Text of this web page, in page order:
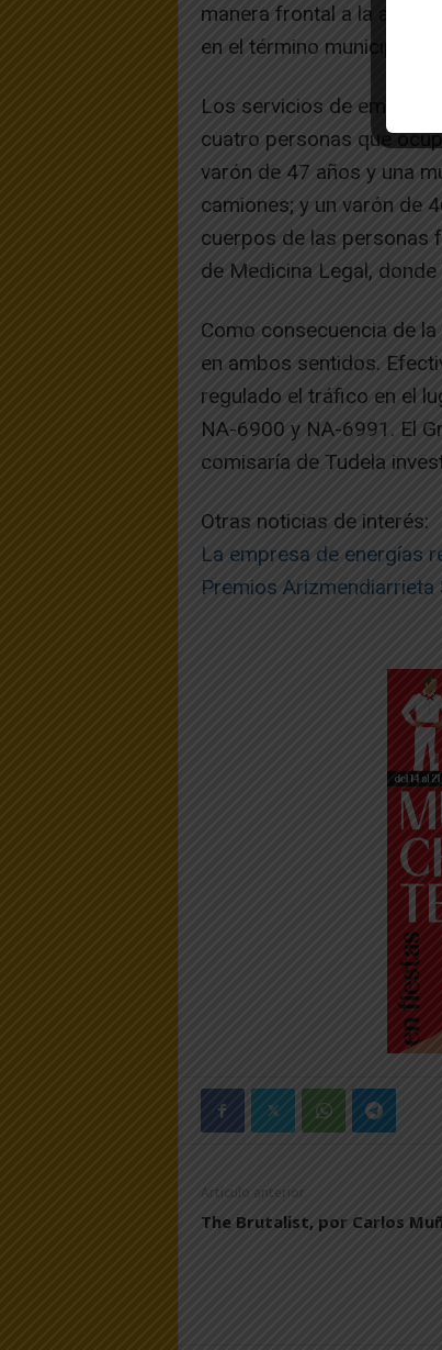
manera frontal a la altura
en el término municipal de
Los servicios de
cuatro personas que
varón de 47 años y una
camiones; y un varón de
cuerpos de las personas
de Medicina Legal,
Como consecuencia de
en ambos sentidos.
regulado el tráfico en el
NA-6900 y NA-6991. El
comisaría de Tudela
Otras noticias de interés:
La empresa de energías
Premios
Artículo anterior
The Brutalist, por Carlos